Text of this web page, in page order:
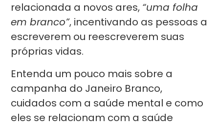
relacionada a novos ares, “uma folha
em branco”, incentivando as pessoas a
escreverem ou reescreverem suas
próprias vidas.
Entenda um pouco mais sobre a
campanha do Janeiro Branco,
cuidados com a saúde mental e como
eles se relacionam com a saúde